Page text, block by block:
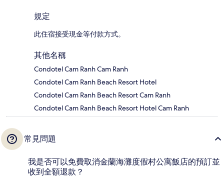
規定
此住宿接受現金等付款方式。
其他名稱
Condotel Cam Ranh Cam Ranh
Condotel Cam Ranh Beach Resort Hotel
Condotel Cam Ranh Beach Resort Cam Ranh
Condotel Cam Ranh Beach Resort Hotel Cam Ranh
常見問題
我是否可以免費取消金蘭海灘度假村公寓飯店的預訂並
收到全額退款？